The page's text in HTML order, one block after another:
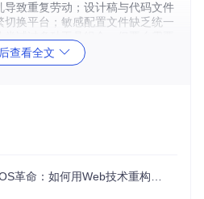
致重复劳动；设计稿与代码文件
换平台；敏感配置文件缺乏统一
满足实时协作需求，最终导致项目
保护教师的原创课件不被随意传
部分学生无法正常查看教学视频。
查看全文
如何用Web技术重构操作系统体验？